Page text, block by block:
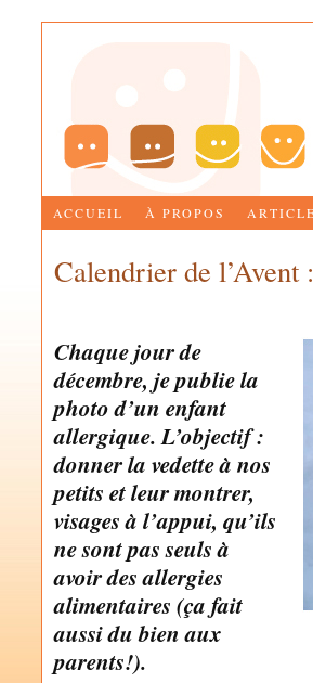
ACCUEIL À PROPOS
Calendrier de l’Avent
Chaque jour de
décembre, je publie la
photo d’un enfant
allergique. L’objectif :
donner la vedette à nos
petits et leur montrer,
visages à l’appui, qu’ils
ne sont pas seuls à
avoir des allergies
alimentaires (ça fait
aussi du bien aux
parents!).